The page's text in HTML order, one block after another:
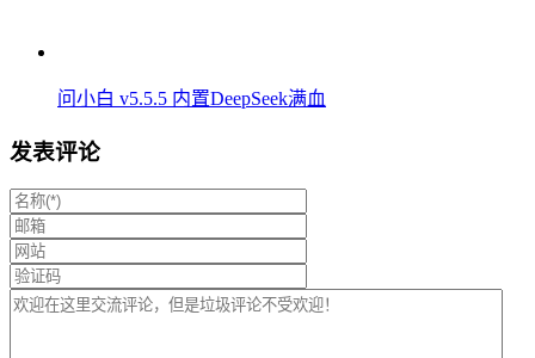
问小白 v5.5.5 内置DeepSeek满血
发表评论